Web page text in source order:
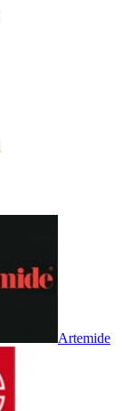
Artemide